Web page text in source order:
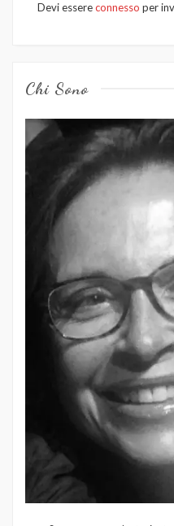
Devi essereconnesso per
Chi Sono